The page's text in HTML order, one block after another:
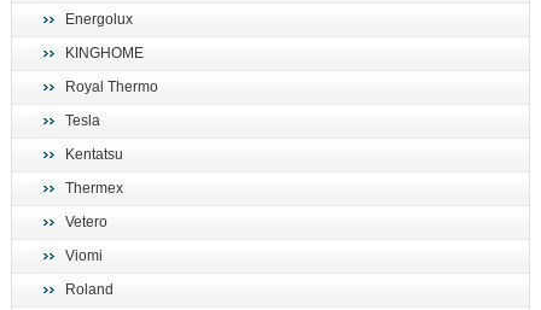
Energolux
KINGHOME
Royal Thermo
Tesla
Kentatsu
Thermex
Vetero
Viomi
Roland